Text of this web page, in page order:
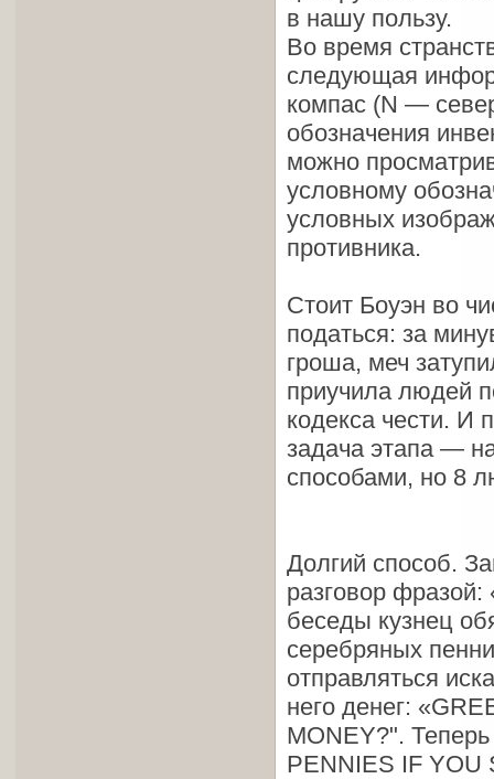
в нашу пользу.
Во время
следующая
компас (N —
обозначения
можно
условному
условных
противника.
Стоит Боуэн во
податься: за
гроша, меч
приучила людей
кодекса чести. И
задача этапа —
способами, но 8
Долгий способ.
разговор
беседы кузнец
серебряных
отправляться
него денег:
MONEY?".
PENNIES IF YOU